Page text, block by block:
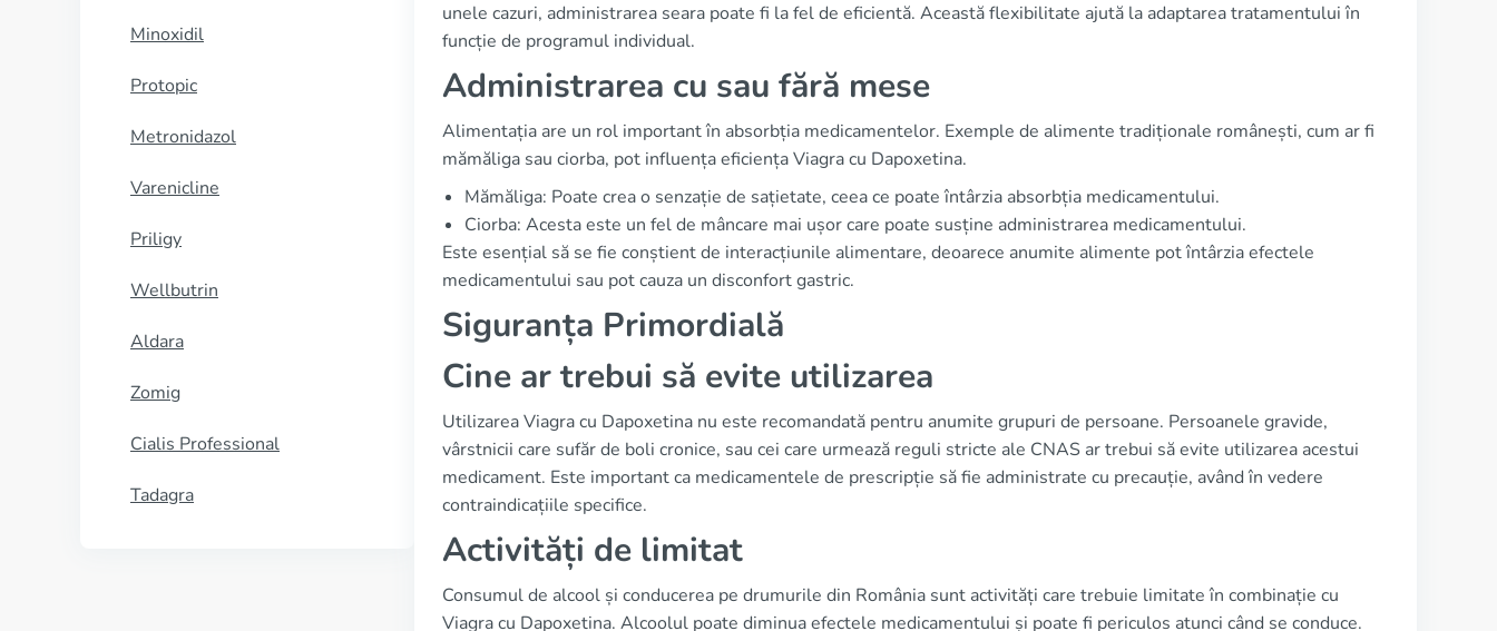
Minoxidil
Protopic
Metronidazol
Varenicline
Priligy
Wellbutrin
Aldara
Zomig
Cialis Professional
Tadagra
unele cazuri, administrarea seara poate fi la fel de eficientă. Această flexibilitate ajută la adaptarea tratamentului în
funcție de programul individual.
Administrarea cu sau fără mese
Alimentația are un rol important în absorbția medicamentelor. Exemple de alimente tradiționale românești, cum ar fi
mămăliga sau ciorba, pot influența eficiența Viagra cu Dapoxetina.
Mămăliga: Poate crea o senzație de sațietate, ceea ce poate întârzia absorbția medicamentului.
Ciorba: Acesta este un fel de mâncare mai ușor care poate susține administrarea medicamentului.
Este esențial să se fie conștient de interacțiunile alimentare, deoarece anumite alimente pot întârzia efectele
medicamentului sau pot cauza un disconfort gastric.
Siguranța Primordială
Cine ar trebui să evite utilizarea
Utilizarea Viagra cu Dapoxetina nu este recomandată pentru anumite grupuri de persoane. Persoanele gravide,
vârstnicii care sufăr de boli cronice, sau cei care urmează reguli stricte ale CNAS ar trebui să evite utilizarea acestui
medicament. Este important ca medicamentele de prescripție să fie administrate cu precauție, având în vedere
contraindicațiile specifice.
Activități de limitat
Consumul de alcool și conducerea pe drumurile din România sunt activități care trebuie limitate în combinație cu
Viagra cu Dapoxetina. Alcoolul poate diminua efectele medicamentului și poate fi periculos atunci când se conduce.